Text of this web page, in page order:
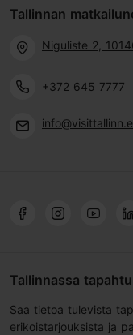
Tallinnan
Niguliste 2,
+372 645 7777
Tallinnassa
Saa tietoa tulevista
erikoistarjouksista ja